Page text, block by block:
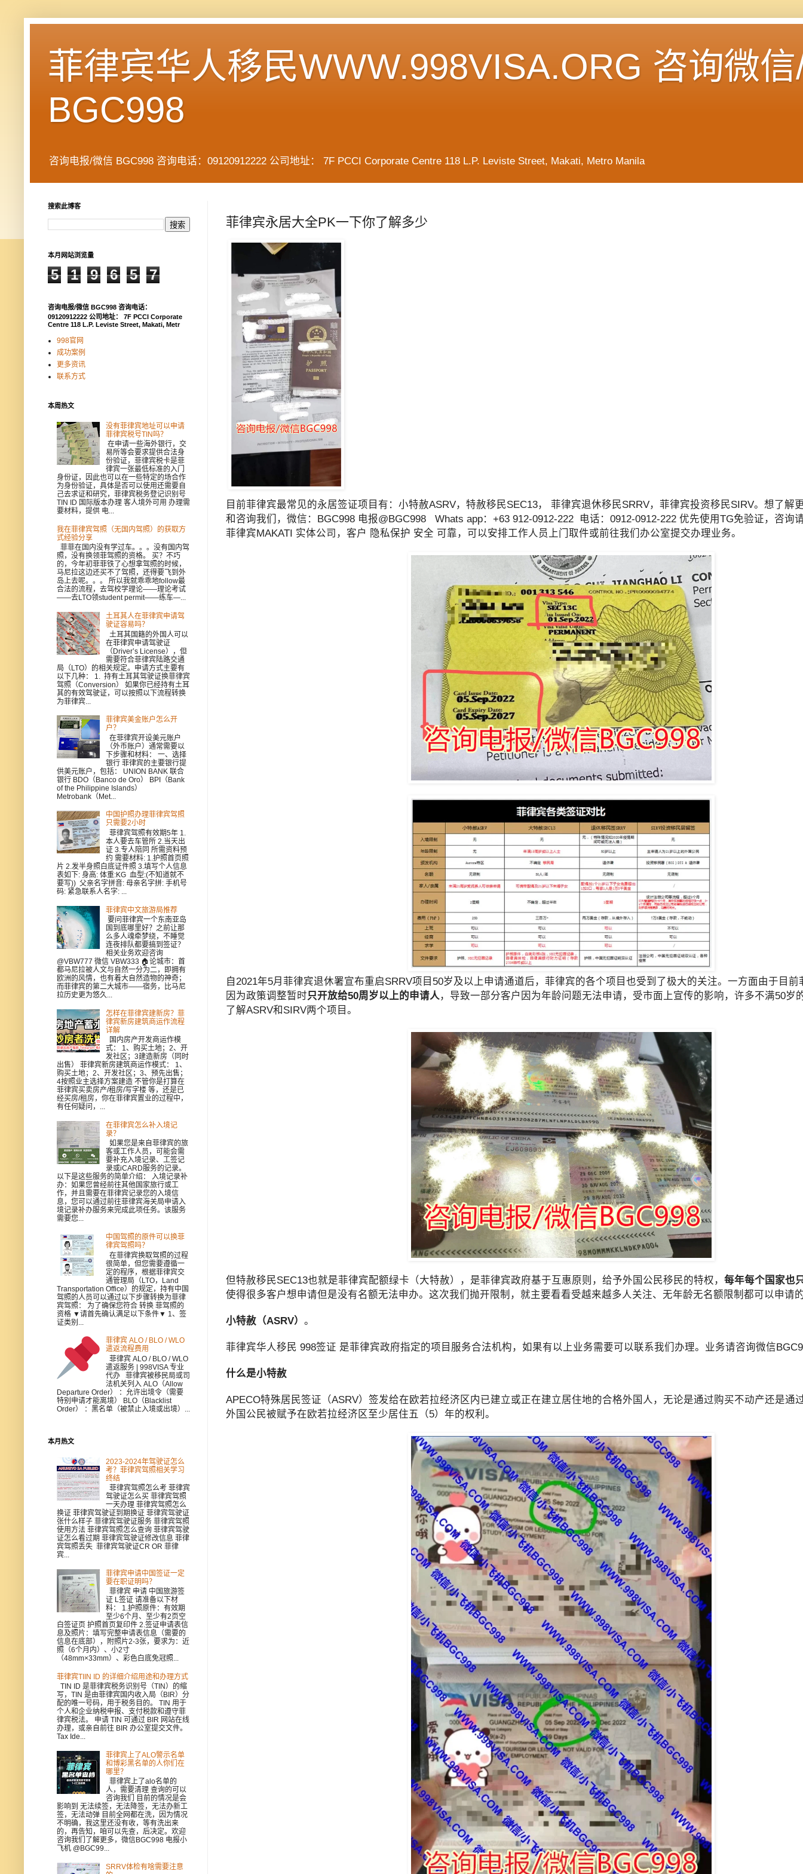
菲律宾华人移民WWW.998VISA.ORG 咨询微
BGC998
咨询电报/微信 BGC998 咨询电话：09120912222 公司地址： 7F PCCI Corporate Centre 118 L.P. Leviste Street, Makati, Metro Manila
菲律宾永居大全PK一下你了解多少
目前菲律宾最常见的永居签证项目有：小特赦ASRV，特赦移民SEC13， 菲律宾退休移民SRRV，菲律宾投资移民SIRV。想了解
和咨询我们，微信：BGC998 电报@BGC998 Whats app：+63 912-0912-222 电话：0912-0912-222 优先使用TG免验证，咨询
菲律宾MAKATI 实体公司，客户 隐私保护 安全 可靠，可以安排工作人员上门取件或前往我们办公室提交办理业务。
自2021年5月菲律宾退休署宣布重启SRRV项目50岁及以上申请通道后，菲律宾的各个项目也受到了极大的关注。一方面由于目
因为政策调整暂时只开放给50周岁以上的申请人 ，导致一部分客户因为年龄问题无法申请，受市面上宣传的影响，许多不满50岁
了解ASRV和SIRV两个项目。
但特赦移民SEC13也就是菲律宾配额绿卡（大特赦），是菲律宾政府基于互惠原则，给予外国公民移民的特权， 每年每个国家也
使得很多客户想申请但是没有名额无法申办。这次我们抛开限制，就主要看看受越来越多人关注、无年龄无名额限制都可以申请
小特赦（ASRV） 。
菲律宾华人移民 998签证 是菲律宾政府指定的项目服务合法机构，如果有以上业务需要可以联系我们办理。业务请咨询微信
什么是小特赦
APECO特殊居民签证（ASRV）签发给在欧若拉经济区内已建立或正在建立居住地的合格外国人，无论是通过购买不动产还是通
外国公民被赋予在欧若拉经济区至少居住五（5）年的权利。
搜索此博客
本月网站浏览量
5 1 9 6 5 7
咨询电报/微信 BGC998 咨询电话：
09120912222 公司地址： 7F PCCI Corporate
Centre 118 L.P. Leviste Street, Makati, Metr
998官网
成功案例
更多资讯
联系方式
本周热文
没有菲律宾地址可以申请
菲律宾税号TIN吗？
在申请一些海外银行，交
易所等会要求提供合法身
份验证，菲律宾税卡是菲
律宾一张最低标准的入门
身份证，因此也可以在一些特定的场合作
为身份验证，具体是否可以使用还需要自
己去求证和研究，菲律宾税务登记识别号
TIN ID 国际版本办理 客人境外可用 办理需
要材料，提供 电...
我在菲律宾驾照（无国内驾照）的获取方
式经验分享
菲菲在国内没有学过车。。。没有国内驾
照，没有换领菲驾照的资格。 买？不巧
的，今年初菲菲铁了心想拿驾照的时候，
马尼拉这边还买不了驾照，还得要飞到外
岛上去呢。。。 所以我就乖乖地follow最
合法的流程，去驾校学理论——理论考试
——去LTO领student permit——练车—...
土耳其人在菲律宾申请驾
驶证容易吗？
土耳其国籍的外国人可以
在菲律宾申请驾驶证
（Driver’s License），但
需要符合菲律宾陆路交通
局（LTO）的相关规定。申请方式主要有
以下几种： 1. 持有土耳其驾驶证换菲律宾
驾照（Conversion） 如果你已经持有土耳
其的有效驾驶证，可以按照以下流程转换
为菲律宾...
菲律宾美金账户怎么开
户？
在菲律宾开设美元账户
（外币账户）通常需要以
下步骤和材料： 一、选择
银行 菲律宾的主要银行提
供美元账户，包括： UNION BANK 联合
银行 BDO（Banco de Oro） BPI（Bank
of the Philippine Islands）
Metrobank（Met...
中国护照办理菲律宾驾照
只需要2小时
菲律宾驾照有效期5年 1.
本人要去车管所 2.当天出
证 3.专人陪同 所需资料预
约 需要材料: 1.护照首页照
片 2.发半身照白底证件照 3.填写个人信息
表如下: 身高: 体重:KG 血型:(不知道就不
要写)) 父亲名字拼音: 母亲名字拼: 手机号
码: 紧急联系人名字: ...
菲律宾中文旅游局推荐
要问菲律宾一个东南亚岛
国到底哪里好？之前让那
么多人魂牵梦绕，不睡觉
连夜排队都要搞到签证？
相关业务欢迎咨询
@VBW777 微信 VBW333 🏠论城市：首
都马尼拉被人文与自然一分为二，即拥有
欧洲的风情，也有着大自然造物的神奇；
而菲律宾的第二大城市——宿务，比马尼
拉历史更为悠久...
怎样在菲律宾建新房？菲
律宾新房建筑商运作流程
详解
国内房产开发商运作模
式： 1、购买土地；2、开
发社区；3建造新房（同时
出售） 菲律宾新房建筑商运作模式： 1、
购买土地；2、开发社区；3、预先出售；
4按照业主选择方案建造 不管你是打算在
菲律宾买卖房产/租房/写字楼 等，还是已
经买房/租房，你在菲律宾置业的过程中，
有任何疑问，...
在菲律宾怎么补入境记
录？
如果您是来自菲律宾的旅
客或工作人员，可能会需
要补充入境记录、工签记
录或iCARD服务的记录。
以下是这些服务的简单介绍： 入境记录补
办：如果您曾经前往其他国家旅行或工
作，并且需要在菲律宾记录您的入境信
息，您可以通过前往菲律宾海关局申请入
境记录补办服务来完成此项任务。该服务
需要您...
中国驾照的原件可以换菲
律宾驾照吗？
在菲律宾换取驾照的过程
很简单，但您需要遵循一
定的程序，根据菲律宾交
通管理局（LTO，Land
Transportation Office）的规定，持有中国
驾照的人员可以通过以下步骤转换为菲律
宾驾照： 为了确保您符合 转换 菲驾照的
资格 ▼请首先确认满足以下条件▼ 1、签
证类别...
菲律宾 ALO / BLO / WLO
遣返流程费用
菲律宾 ALO / BLO / WLO
遣返服务 | 998VISA 专业
代办 菲律宾被移民局或司
法机关列入 ALO（Allow
Departure Order） ：允许出境令（需要
特别申请才能离境） BLO（Blacklist
Order） ：黑名单（被禁止入境或出境）...
本月热文
2023-2024年驾驶证怎么
考？菲律宾驾照相关学习
终结
菲律宾驾照怎么考 菲律宾
驾驶证怎么买 菲律宾驾照
一天办理 菲律宾驾照怎么
换证 菲律宾驾驶证到期换证 菲律宾驾驶证
张什么样子 菲律宾驾驶证服务 菲律宾驾照
使用方法 菲律宾驾照怎么查询 菲律宾驾驶
证怎么看过期 菲律宾驾驶证修改信息 菲律
宾驾照丢失 菲律宾驾驶证CR OR 菲律
宾...
菲律宾申请中国签证一定
要在职证明吗？
菲律宾 申请 中国旅游签
证 L签证 请准备以下材
料： 1.护照原件：有效期
至少6个月、至少有2页空
白签证页 护照首页复印件 2.签证申请表信
息及照片：填写完整申请表信息（需要的
信息在底部），附照片2-3张，要求为：近
照（6个月内）、小2寸
（48mm×33mm）、彩色白底免冠照...
菲律宾TIIN ID 的详细介绍用途和办理方式
TIN ID 是菲律宾税务识别号（TIN）的缩
写，TIN 是由菲律宾国内收入局（BIR）分
配的唯一号码，用于税务目的。 TIN 用于
个人和企业纳税申报、支付税款和遵守菲
律宾税法。 申请 TIN 可通过 BIR 网站在线
办理，或亲自前往 BIR 办公室提交文件。
Tax Ide...
菲律宾上了ALO警示名单
和博彩黑名单的人你们在
哪里？
菲律宾上了alo名单的
人，需要清理 查询的可以
咨询我们 目前的情况是会
影响到 无法续签，无法降签，无法办新工
签，无法动弹 目前全网都在洗，因为情况
不明确，我这里还没有收，等有洗出来
的，再告知，咱可以先查，后决定。欢迎
咨询我们了解更多，微信BGC998 电报小
飞机 @BGC99...
SRRV体检有啥需要注意